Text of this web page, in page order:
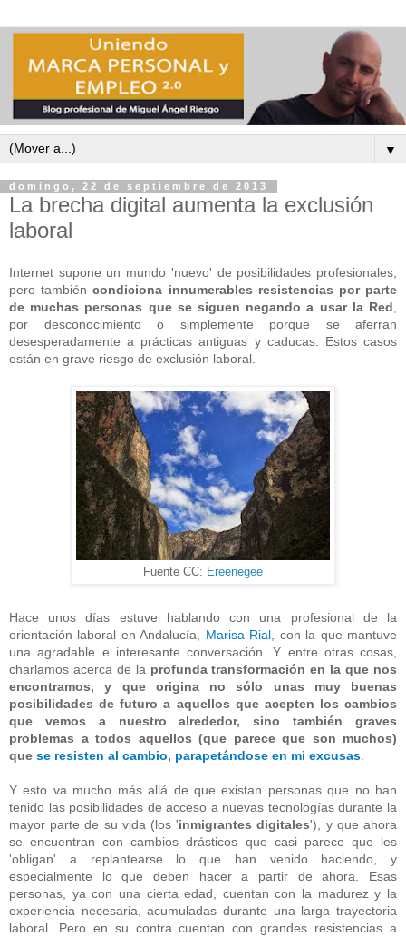
▼
domingo, 22 de septiembre de 2013
La brecha digital aumenta la exclusión
laboral
Internet supone un mundo 'nuevo' de posibilidades profesionales,
pero tambiéncondiciona innumerables resistencias por parte
de muchas personas que se siguen negando a usar la Red,
por desconocimiento o simplemente porque se aferran
desesperadamente a prácticas antiguas y caducas. Estos casos
están en grave riesgo de exclusión laboral.
Fuente CC: Ereenegee
Hace unos días estuve hablando con una profesional de la
orientación laboral en Andalucía, Marisa Rial , con la que mantuve
una agradable e interesante conversación. Y entre otras cosas,
charlamos acerca de la profunda transformación en la que nos
encontramos, y que origina no sólo unas muy buenas
posibilidades de futuro a aquellos que acepten los cambios
que vemos a nuestro alrededor, sino también graves
problemas a todos aquellos (que parece que son muchos)
que se resisten al cambio, parapetándose en mi excusas
Y esto va mucho más allá de que existan personas que no han
tenido las posibilidades de acceso a nuevas tecnologías durante la
mayor parte de su vida (los 'inmigrantes digitales'), y que ahora
se encuentran con cambios drásticos que casi parece que les
'obligan' a replantearse lo que han venido haciendo, y
especialmente lo que deben hacer a partir de ahora. Esas
personas, ya con una cierta edad, cuentan con la madurez y la
experiencia necesaria, acumuladas durante una larga trayectoria
laboral. Pero en su contra cuentan con grandes resistencias a